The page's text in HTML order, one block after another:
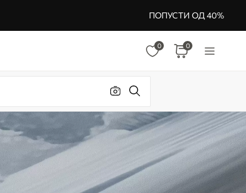
ПОПУСТИ ОД 40%
0 0